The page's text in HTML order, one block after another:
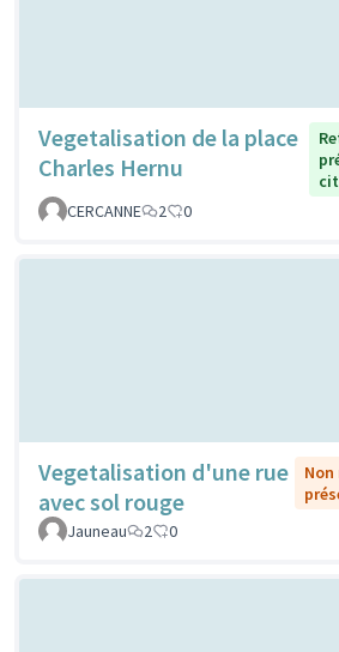
Vegetalisation de la place
Charles Hernu
CERCANNE
2 0
Vegetalisation d'une rue
avec sol rouge
Non
Jauneau
2 0